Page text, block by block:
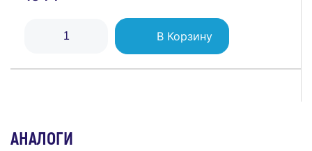
В Корзину
АНАЛОГИ